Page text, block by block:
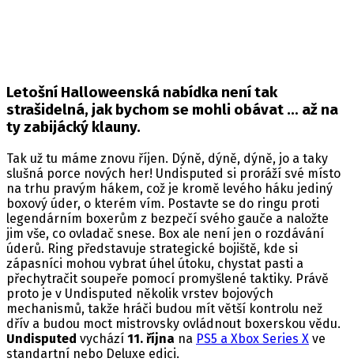
Letošní Halloweenská nabídka není tak
strašidelná, jak bychom se mohli obávat … až na
ty zabijácký klauny.
Tak už tu máme znovu říjen. Dýně, dýně, dýně, jo a taky
slušná porce nových her! Undisputed si proráží své místo
na trhu pravým hákem, což je kromě levého háku jediný
boxový úder, o kterém vím. Postavte se do ringu proti
legendárním boxerům z bezpečí svého gauče a naložte
jim vše, co ovladač snese. Box ale není jen o rozdávání
úderů. Ring představuje strategické bojiště, kde si
zápasníci mohou vybrat úhel útoku, chystat pasti a
přechytračit soupeře pomocí promyšlené taktiky. Právě
proto je v Undisputed několik vrstev bojových
mechanismů, takže hráči budou mít větší kontrolu než
dřív a budou moct mistrovsky ovládnout boxerskou vědu.
Undisputed vychází 11. října na PS5 a Xbox Series X ve
standartní nebo Deluxe edici.